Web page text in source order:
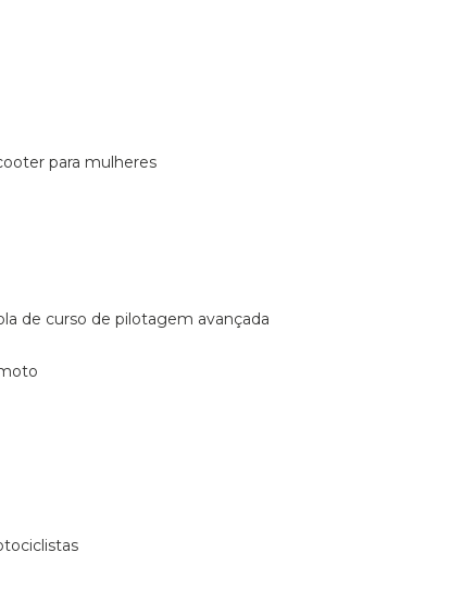
para mulheres
de curso de pilotagem avançada